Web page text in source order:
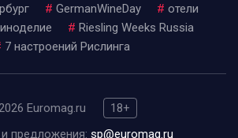
# GermanWineDay # отели
# Riesling Weeks Russia
7 настроений Рислинга
Euromag.ru
18+
предложения: sp@euromag.ru